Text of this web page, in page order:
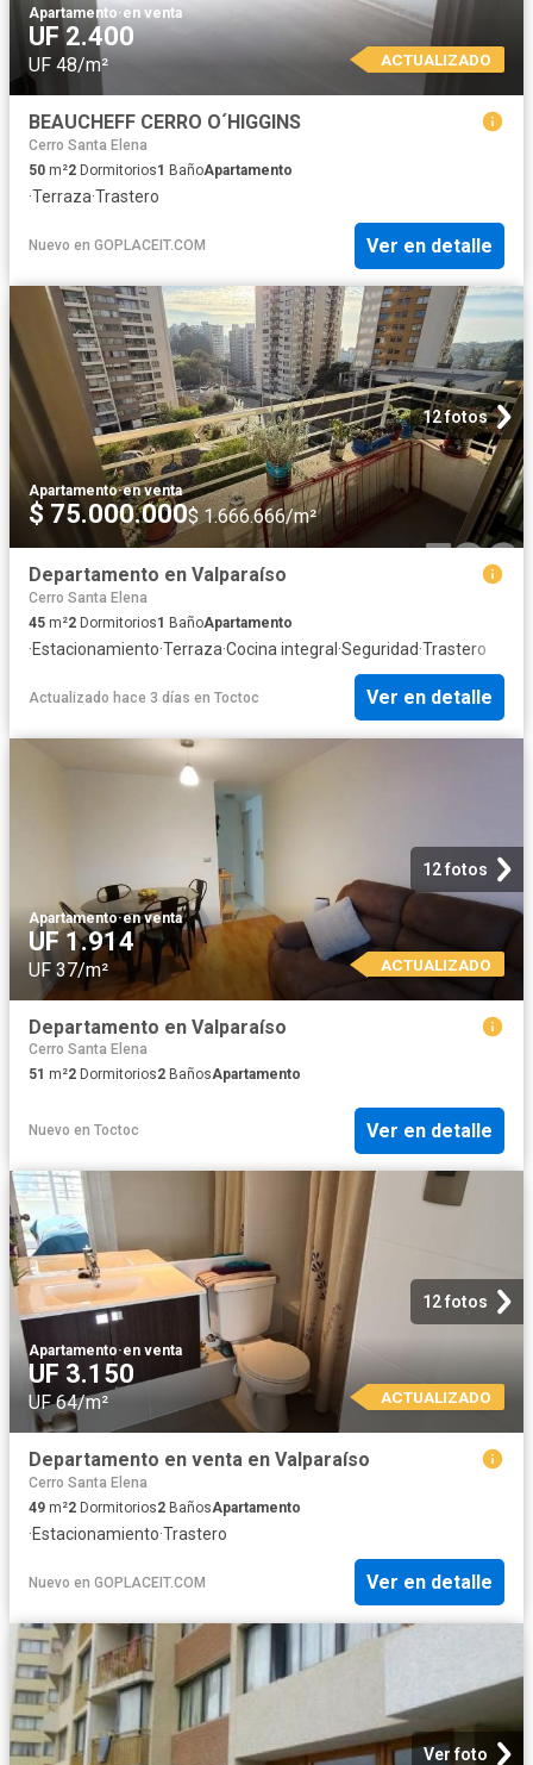
Apartamento·en venta
UF 2.400
UF 48/m² ACTUALIZADO
BEAUCHEFF CERRO O´HIGGINS
Cerro Santa Elena
50 m²2 Dormitorios1 BañoApartamento
·Terraza·Trastero
Nuevo en GOPLACEIT.COM Ver en detalle
12 fotos
Apartamento·en venta
$ 75.000.000$ 1.666.666/m²
Departamento en Valparaíso
Cerro Santa Elena
45 m²2 Dormitorios1 BañoApartamento
·Estacionamiento·Terraza·Cocina integral ·Seguridad·Trastero
Actualizado hace 3 días en Toctoc Ver en detalle
12 fotos
Apartamento·en venta
UF 1.914
UF 37/m² ACTUALIZADO
Departamento en Valparaíso
Cerro Santa Elena
51 m²2 Dormitorios2 BañosApartamento
Nuevo en Toctoc Ver en detalle
12 fotos
Apartamento·en venta
UF 3.150
UF 64/m² ACTUALIZADO
Departamento en venta en Valparaíso
Cerro Santa Elena
49 m²2 Dormitorios2 BañosApartamento
·Estacionamiento·Trastero
Nuevo en GOPLACEIT.COM Ver en detalle
Ver foto